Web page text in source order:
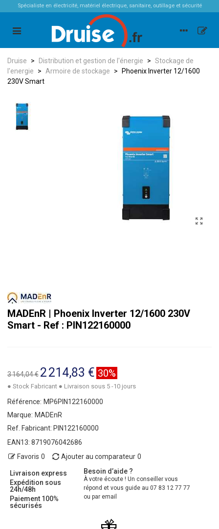
Spécialiste en électricité, matériel électrique, sanitaire, outillage et sécurité
Druise > Distribution et gestion de l'énergie > Stockage de
l'energie
> Armoire de stockage >
Phoenix Inverter 12/1600
230V Smart
MADEnR | Phoenix Inverter 12/1600 230V
Smart - Ref : PIN122160000
3 164,04 € 2 214,83 € 30%
● Stock Fabricant ● Livraison sous 5 -10 jours
Référence: MP6PIN122160000
Marque: MADEnR
Ref. Fabricant: PIN122160000
EAN13: 8719076042686
Favoris 0 Ajouter au comparateur 0
Livraison express
Expédition sous
24h/48h
Paiement 100%
sécurisés
Besoin d’aide ?
À votre écoute ! Un conseiller vous
répond et vous guide au 07 83 12 77 77
ou par email